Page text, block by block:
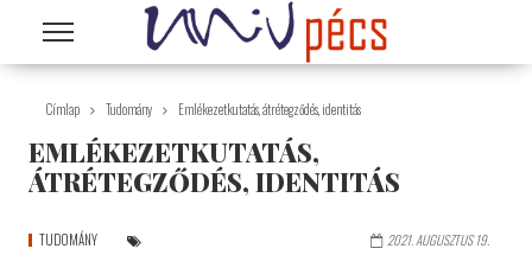
Ugrás a tartalomra
Címlap Tudomány Emlékezetkutatás, átrétegződés, identitás
EMLÉKEZETKUTATÁS,
ÁTRÉTEGZŐDÉS, IDENTITÁS
TUDOMÁNY 2021. AUGUSZTUS 19.